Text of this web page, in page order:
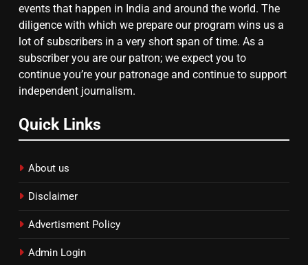
मां को गाली पर कोर्ट का समन जारी
events that happen in India and around the world. The
diligence with which we prepare our program wins us a
lot of subscribers in a very short span of time. As a
subscriber you are our patron; we expect you to
continue you’re your patronage and continue to support
independent journalism.
Quick Links
About us
Disclaimer
Advertisment Policy
Admin Login